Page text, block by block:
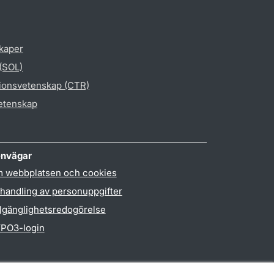
(CTR)
webbplatsen och cookies
av personuppgifter
login